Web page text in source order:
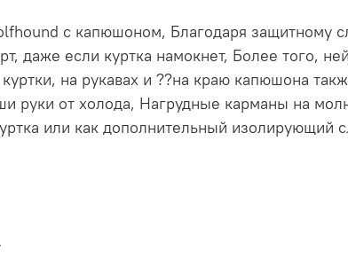
с капюшоном, Благодаря защитному
даже если куртка намокнет, Более того,
на рукавах и ??на краю капюшона
руки от холода, Нагрудные карманы на
или как дополнительный изолирующий